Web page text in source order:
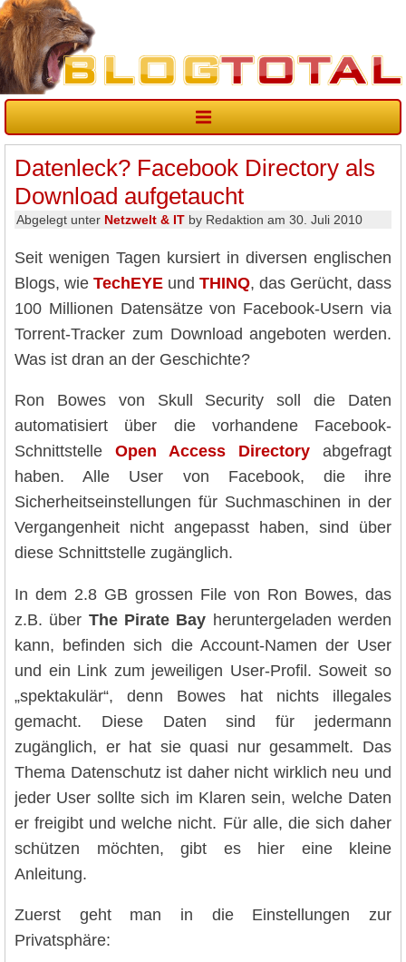
Datenleck? Facebook Directory als
Download aufgetaucht
Abgelegt unter Netzwelt & IT by Redaktion am 30. Juli 2010
Seit wenigen Tagen kursiert in diversen englischen
Blogs, wie TechEYE und THINQ, das Gerücht, dass
100 Millionen Datensätze von Facebook-Usern via
Torrent-Tracker zum Download angeboten werden.
Was ist dran an der Geschichte?
Ron Bowes von Skull Security soll die Daten
automatisiert über die vorhandene Facebook-
Schnittstelle Open Access Directory abgefragt
haben. Alle User von Facebook, die ihre
Sicherheitseinstellungen für Suchmaschinen in der
Vergangenheit nicht angepasst haben, sind über
diese Schnittstelle zugänglich.
In dem 2.8 GB grossen File von Ron Bowes, das
z.B. über The Pirate Bay heruntergeladen werden
kann, befinden sich die Account-Namen der User
und ein Link zum jeweiligen User-Profil. Soweit so
„spektakulär“, denn Bowes hat nichts illegales
gemacht. Diese Daten sind für jedermann
zugänglich, er hat sie quasi nur gesammelt. Das
Thema Datenschutz ist daher nicht wirklich neu und
jeder User sollte sich im Klaren sein, welche Daten
er freigibt und welche nicht. Für alle, die sich daher
schützen möchten, gibt es hier eine kleine
Anleitung.
Zuerst geht man in die Einstellungen zur
Privatsphäre: